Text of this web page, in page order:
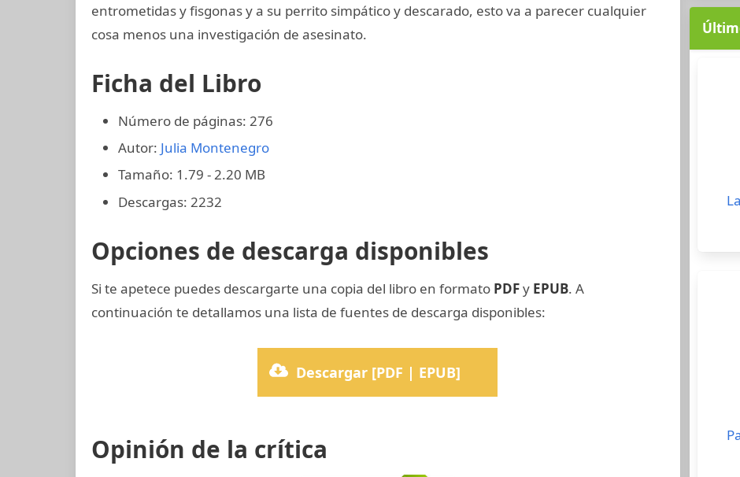
entrometidas y fisgonas y a su perrito simpático y descarado, esto va a parecer cualquier
cosa menos una investigación de asesinato.
Ficha del Libro
Número de páginas: 276
Autor: Julia Montenegro
Tamaño: 1.79 - 2.20 MB
Descargas: 2232
Opciones de descarga disponibles
Si te apetece puedes descargarte una copia del libro en formato PDFy EPUB. A
continuación te detallamos una lista de fuentes de descarga disponibles:
Descargar [PDF | EPUB]
Opinión de la crítica